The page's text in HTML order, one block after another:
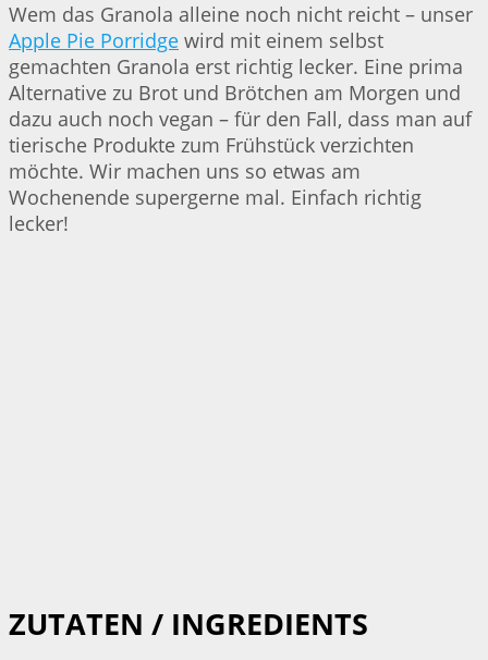
Wem das Granola alleine noch nicht reicht – unser
Apple Pie Porridge wird mit einem selbst
gemachten Granola erst richtig lecker. Eine prima
Alternative zu Brot und Brötchen am Morgen und
dazu auch noch vegan – für den Fall, dass man auf
tierische Produkte zum Frühstück verzichten
möchte. Wir machen uns so etwas am
Wochenende supergerne mal. Einfach richtig
lecker!
ZUTATEN / INGREDIENTS